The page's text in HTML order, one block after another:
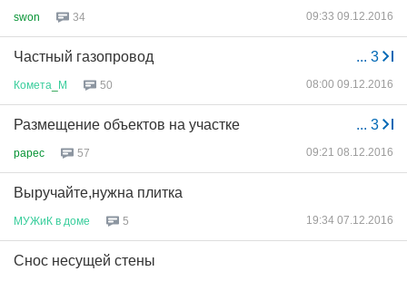
swon 34 09:33 09.12.2016
... 3
Частный газопровод
Комета М 50 08:00 09.12.2016
... 3
Размещение объектов на участке
papec 57 09:21 08.12.2016
Выручайте,нужна плитка
МУЖиК в доме 5 19:34 07.12.2016
Снос несущей стены